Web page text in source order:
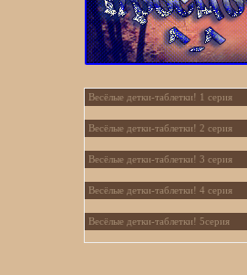
Весёлые детки-таблетки! 1 серия
Весёлые детки-таблетки! 2 серия
Весёлые детки-таблетки! 3 серия
Весёлые детки-таблетки! 4 серия
Весёлые детки-таблетки! 5серия